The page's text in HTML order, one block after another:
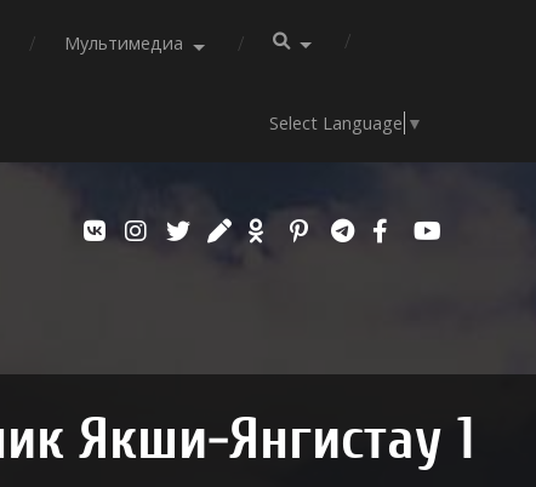
Мультимедиа
Select Language ▼
Якши-Янгистау 1